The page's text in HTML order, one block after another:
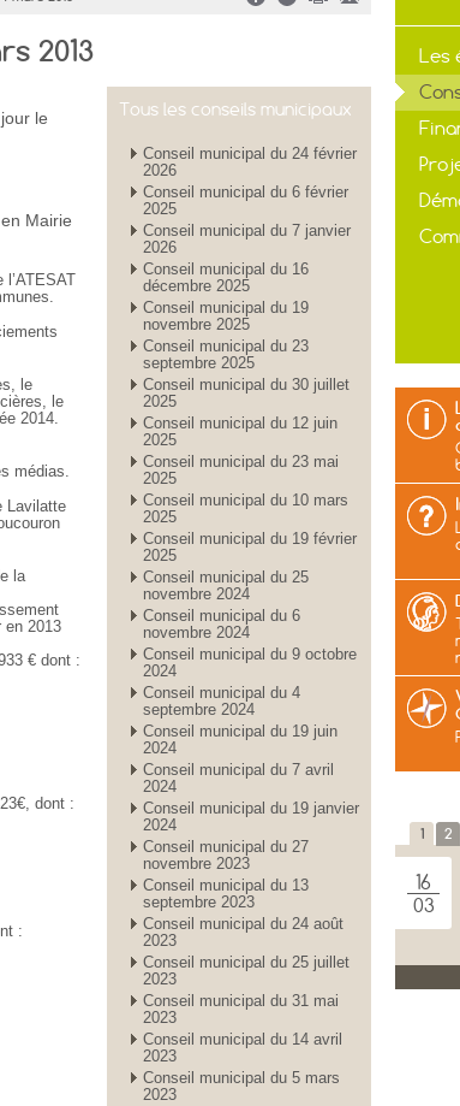
2013
le
Mairie
l’ATESAT
le
le
2014.
médias.
Lavilatte
la
en 2013
€ dont :
dont :
:
Tous les conseils municipaux
Conseil municipal du 24 février
2026
Conseil municipal du 6 février
2025
Conseil municipal du 7 janvier
2026
Conseil municipal du 16
décembre 2025
Conseil municipal du 19
novembre 2025
Conseil municipal du 23
septembre 2025
Conseil municipal du 30 juillet
2025
Conseil municipal du 12 juin
2025
Conseil municipal du 23 mai
2025
Conseil municipal du 10 mars
2025
Conseil municipal du 19 février
2025
Conseil municipal du 25
novembre 2024
Conseil municipal du 6
novembre 2024
Conseil municipal du 9 octobre
2024
Conseil municipal du 4
septembre 2024
Conseil municipal du 19 juin
2024
Conseil municipal du 7 avril
2024
Conseil municipal du 19 janvier
2024
Conseil municipal du 27
novembre 2023
Conseil municipal du 13
septembre 2023
Conseil municipal du 24 août
2023
Conseil municipal du 25 juillet
2023
Conseil municipal du 31 mai
2023
Conseil municipal du 14 avril
2023
Conseil municipal du 5 mars
2023
Les
16
03
1 2